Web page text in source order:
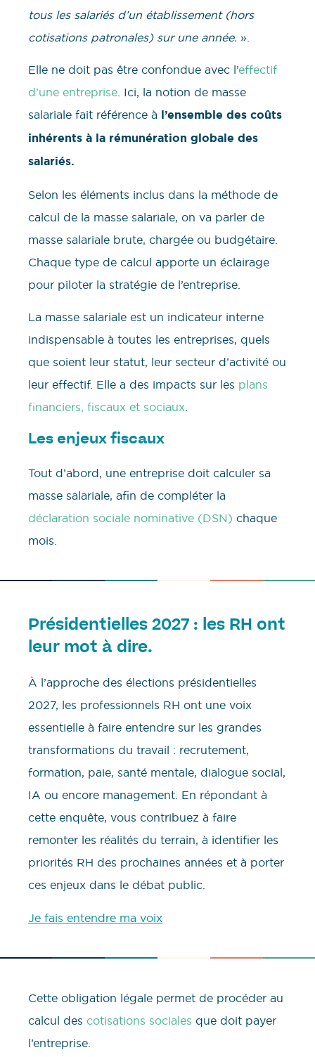
tous les salariés d’un établissement (hors
cotisations patronales) sur une année. ».
Elle ne doit pas être confondue avec l’effectif
d’une entreprise. Ici, la notion de masse
salariale fait référence à l’ensemble des coûts
inhérents à la rémunération globale des
salariés.
Selon les éléments inclus dans la méthode de
calcul de la masse salariale, on va parler de
masse salariale brute, chargée ou budgétaire.
Chaque type de calcul apporte un éclairage
pour piloter la stratégie de l’entreprise.
La masse salariale est un indicateur interne
indispensable à toutes les entreprises, quels
que soient leur statut, leur secteur d’activité ou
leur effectif. Elle a des impacts sur les plans
financiers, fiscaux et sociaux
Les enjeux fiscaux
Tout d’abord, une entreprise doit calculer sa
masse salariale, afin de compléter la
déclaration sociale nominative (DSN) chaque
mois.
Présidentielles 2027 : les RH ont
leur mot à dire.
À l’approche des élections présidentielles
2027, les professionnels RH ont une voix
essentielle à faire entendre sur les grandes
transformations du travail : recrutement,
formation, paie, santé mentale, dialogue social,
IA ou encore management. En répondant à
cette enquête, vous contribuez à faire
remonter les réalités du terrain, à identifier les
priorités RH des prochaines années et à porter
ces enjeux dans le débat public.
Je fais entendre ma voix
Cette obligation légale permet de procéder au
calcul des cotisations sociales que doit payer
l’entreprise.